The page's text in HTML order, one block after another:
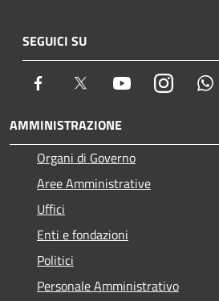
SEGUICI SU
Facebook Twitter YoutubeInstagram
AMMINISTRAZIONE
Organi di Governo
Aree Amministrative
Uffici
Enti e fondazioni
Politici
Personale Amministrativo